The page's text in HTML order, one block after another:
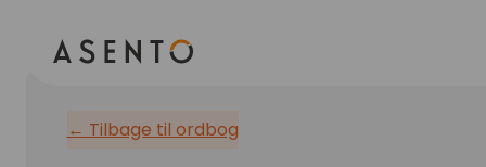
← Tilbage til ordbog